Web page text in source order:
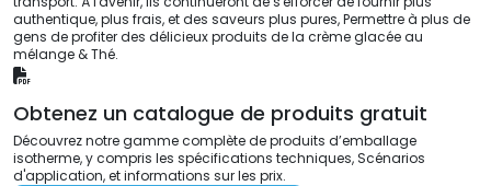
authentique, plus frais, et des saveurs plus pures, Permettre à plus de
gens de profiter des délicieux produits de la crème glacée au
mélange & Thé.
Obtenez un catalogue de produits gratuit
Découvrez notre gamme complète de produits d’emballage
isotherme, y compris les spécifications techniques, Scénarios
d'application, et informations sur les prix.